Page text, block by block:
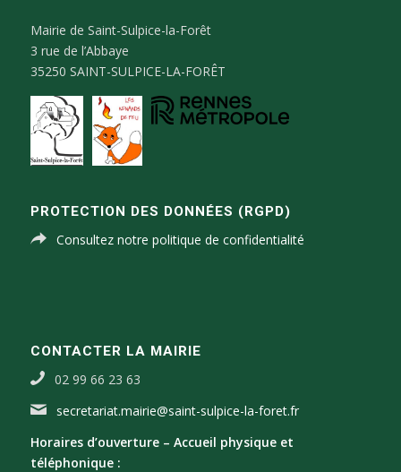
Mairie de Saint-Sulpice-la-Forêt
3 rue de l’Abbaye
35250 SAINT-SULPICE-LA-FORÊT
PROTECTION DES DONNÉES (RGPD)
Consultez notre politique de confidentialité
CONTACTER LA MAIRIE
02 99 66 23 63
secretariat.mairie@saint-sulpice-la-foret.fr
Horaires d’ouverture – Accueil physique et
téléphonique :